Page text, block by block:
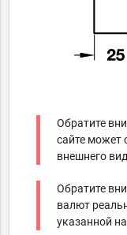
Обратите
сайте может
внешнего
Обратите
валют
указанной